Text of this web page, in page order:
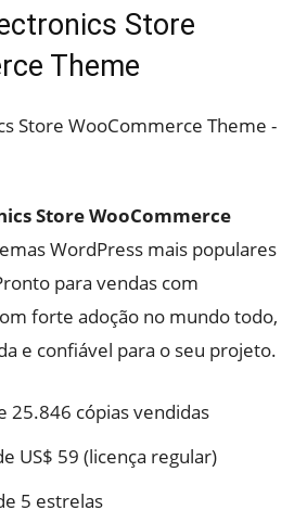
Store
Theme
Store WooCommerce
WordPress mais populares
para vendas com
forte adoção no mundo todo,
e confiável para o seu projeto.
25.846 cópias vendidas
US$ 59 (licença regular)
5 estrelas